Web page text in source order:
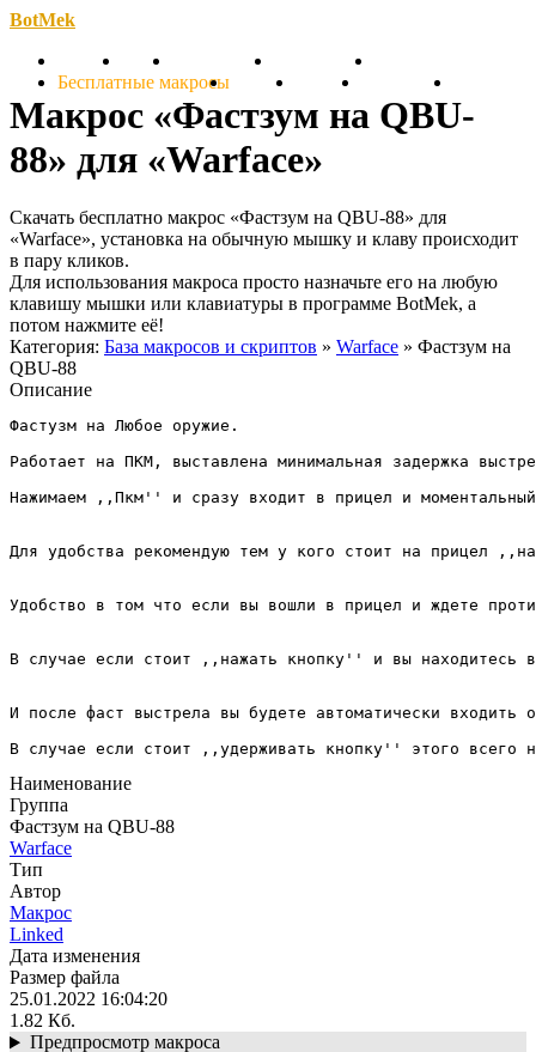
BotMek
Скачать
Обзор Обновления Инструкция
Бесплатные макросы Тарифы Отзывы Поддержка
Макрос «Фастзум на QBU-
88» для «Warface»
Скачать бесплатно макрос «Фастзум на QBU-88» для
«Warface», установка на обычную мышку и клаву происходит
в пару кликов.
Для использования макроса просто назначьте его на любую
клавишу мышки или клавиатуры в программе BotMek, а
потом нажмите её!
Категория: База макросов и скриптов » Warface » Фастзум на
QBU-88
Описание
Фастузм на Любое оружие.
Работает на ПКМ, выставлена минимальная задержка
Нажимаем ,,Пкм'' и сразу входит в прицел и
Для удобства рекомендую тем у кого стоит на прицел
Удобство в том что если вы вошли в прицел и ждете
В случае если стоит ,,нажать кнопку'' и вы находитесь
И после фаст выстрела вы будете автоматически
В случае если стоит ,,удерживать кнопку'' этого всего
Наименование
Группа
Фастзум на QBU-88
Warface
Тип
Автор
Макрос
Linked
Дата изменения
Размер файла
25.01.2022 16:04:20
1.82 Кб.
Предпросмотр макроса